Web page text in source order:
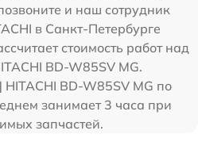
и наш сотрудник
в Санкт-Петербурге
стоимость работ над
BD-W85SV MG.
BD-W85SV MG по
занимает 3 часа при
запчастей.